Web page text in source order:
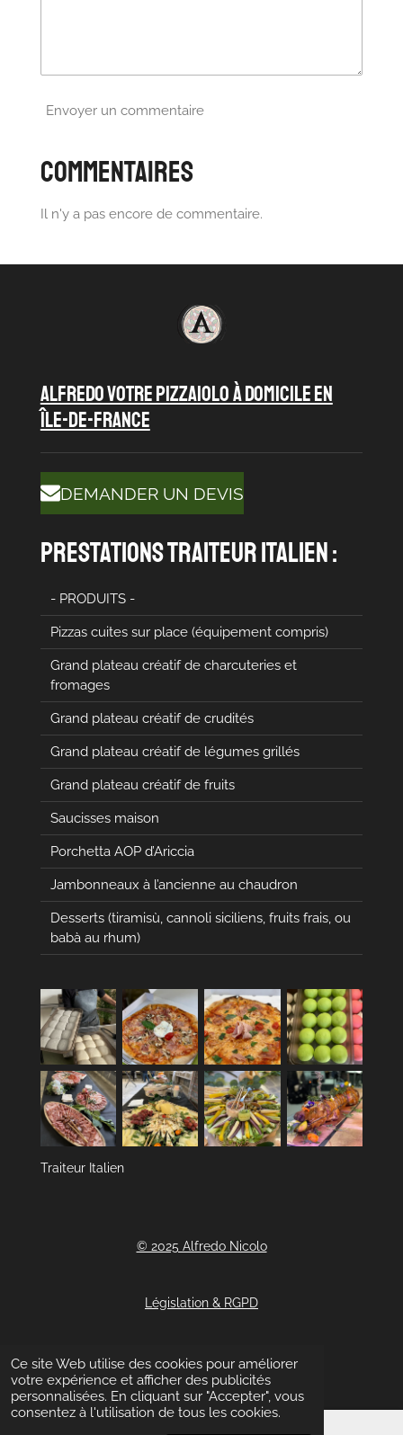
Ce site Web utilise des cookies pour améliorer
votre expérience et afficher des publicités
personnalisées. En cliquant sur "Accepter", vous
consentez à l'utilisation de tous les cookies.
Envoyer un commentaire
Commentaires
Il n'y a pas encore de commentaire.
ALFREDO VOTRE PIZZAIOLO À DOMICILE en
île-de-france
DEMANDER UN DEVIS
prestations traiteur italien :
- PRODUITS -
Pizzas cuites sur place (équipement compris)
Grand plateau créatif de charcuteries et
fromages
Grand plateau créatif de crudités
Grand plateau créatif de légumes grillés
Grand plateau créatif de fruits
Saucisses maison
Porchetta AOP d’Ariccia
Jambonneaux à l’ancienne au chaudron
Desserts (tiramisù, cannoli siciliens, fruits frais, ou
babà au rhum)
Traiteur Italien
© 2025 Alfredo Nicolo
Législation & RGPD
Contact